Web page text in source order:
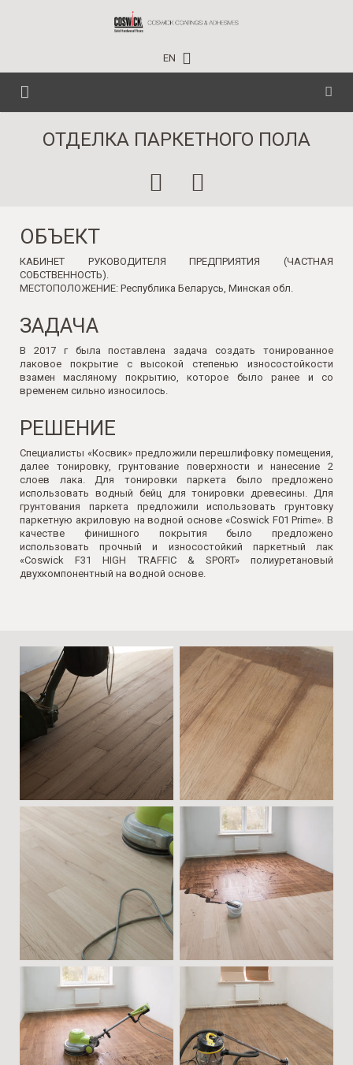
EN
ГЛАВНАЯ
ПРОФЕССИОНАЛЬНАЯ
ИНДУСТРИАЛЬНАЯ
СОБЫТИЯ
НОВОСТИ
ПРОЕКТЫ
ГДЕ КУПИТЬ?
ОТДЕЛКА ПАРКЕТНОГО ПОЛА
ОБЪЕКТ
КАБИНЕТ РУКОВОДИТЕЛЯ ПРЕДПРИЯТИЯ (ЧАСТНАЯ
СОБСТВЕННОСТЬ).
МЕСТОПОЛОЖЕНИЕ: Республика Беларусь, Минская обл.
ЗАДАЧА
В 2017 г была поставлена задача создать тонированное
лаковое покрытие с высокой степенью износостойкости
взамен масляному покрытию, которое было ранее и со
временем сильно износилось.
РЕШЕНИЕ
Специалисты «Косвик» предложили перешлифовку помещения,
далее тонировку, грунтование поверхности и нанесение 2
слоев лака. Для тонировки паркета было предложено
использовать водный бейц для тонировки древесины. Для
грунтования паркета предложили использовать грунтовку
паркетную акриловую на водной основе «Coswick F01 Prime». В
качестве финишного покрытия было предложено
использовать прочный и износостойкий паркетный лак
«Coswick F31 HIGH TRAFFIC & SPORT» полиуретановый
двухкомпонентный на водной основе.